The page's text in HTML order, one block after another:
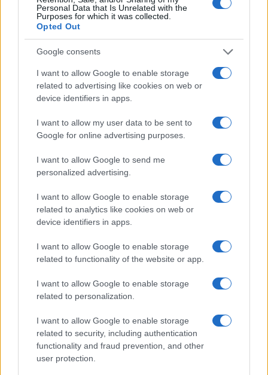
Personal Data that Is Unrelated with the
Purposes for which it was collected.
Opted Out
Google consents
I want to allow Google to enable storage
related to advertising like cookies on web or
device identifiers in apps.
I want to allow my user data to be sent to
Google for online advertising purposes.
I want to allow Google to send me
personalized advertising.
I want to allow Google to enable storage
related to analytics like cookies on web or
device identifiers in apps.
I want to allow Google to enable storage
related to functionality of the website or app.
I want to allow Google to enable storage
related to personalization.
I want to allow Google to enable storage
related to security, including authentication
functionality and fraud prevention, and other
user protection.